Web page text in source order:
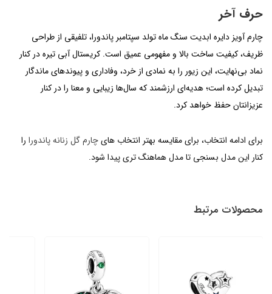
حرف آخر
چارم آویز دایره ابدیت سنگ ماه تولد سپتامبر پاندورا، تلفیقی از طراحی
ظریف، کیفیت ساخت بالا و مفهومی عمیق است. کریستال آبی تیره در کنار
نماد بی‌نهایت، این زیور را به نمادی از خرد، وفاداری و پیوندهای ماندگار
تبدیل کرده است؛ هدیه‌ای ارزشمند که سال‌ها زیبایی و معنا را در کنار
عزیزانتان حفظ خواهد کرد.
برای ادامه انتخاب، برای مقایسه بهتر انتخاب هایچارم گل زنانه پاندورا را
کنار این مدل بسنجی تا مدل هماهنگ تری پیدا شود.
محصولات مرتبط